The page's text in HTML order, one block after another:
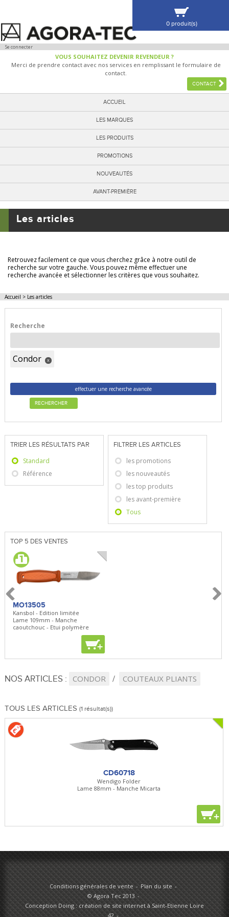
Se connecter
VOUS SOUHAITEZ DEVENIR REVENDEUR ?
Merci de prendre contact avec nos services en remplissant le formulaire de
contact.
CONTACT
ACCUEIL
LES MARQUES
LES PRODUITS
PROMOTIONS
NOUVEAUTÉS
AVANT-PREMIÈRE
0 produit(s)
VOIR MA SÉLECTION
Les articles
Retrouvez facilement ce que vous cherchez grâce à notre outil de
recherche sur votre gauche. Vous pouvez même effectuer une
recherche avancée et sélectionner les critères que vous souhaitez.
Accueil > Les articles
Recherche
Condor x
effectuer une recherche avancée
RECHERCHER
TRIER LES RÉSULTATS PAR
Standard
Référence
FILTRER LES ARTICLES
les promotions
les nouveautés
les top produits
les avant-première
Tous
TOP 5 DES VENTES
MO13505
Kansbol - Edition limitée
Lame 109mm - Manche
caoutchouc - Etui polymère
+
NOS ARTICLES : CONDOR COUTEAUX PLIANTS
TOUS LES ARTICLES (1 résultat(s))
CD60718
Wendigo Folder
Lame 88mm - Manche Micarta
+
Conditions générales de vente
Plan du site
© Agora Tec 2013
Conception Doing : création de site internet à Saint-Etienne Loire
42